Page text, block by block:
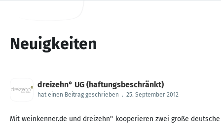
Neuigkeiten
dreizehn° UG (haftungsbeschränkt)
hat einen Beitrag geschrieben . 25. September 2012
Mit weinkenner.de und dreizehn° kooperieren zwei große